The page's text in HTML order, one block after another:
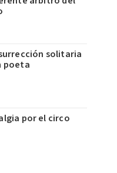
solitaria
poeta
por el circo